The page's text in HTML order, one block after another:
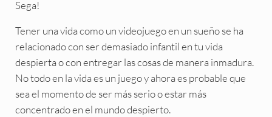
Sega!
Tener una vida como un videojuego en un sueño se ha
relacionado con ser demasiado infantil en tu vida
despierta o con entregar las cosas de manera inmadura.
No todo en la vida es un juego y ahora es probable que
sea el momento de ser más serio o estar más
concentrado en el mundo despierto.